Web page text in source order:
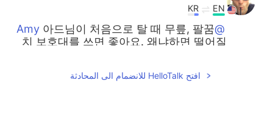
EN
KR
@Amy
아드님이 처음으로 탈 때 무릎, 팔꿈
치 보호대를 쓰면 좋아요. 왜냐하면 떨어질
افتح HelloTalk للانضمام الى المحادثة